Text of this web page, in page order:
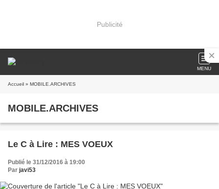
Publicité
MENU
Accueil » MOBILE.ARCHIVES
MOBILE.ARCHIVES
Le C à Lire : MES VOEUX
Publié le 31/12/2016 à 19:00
Par javi53